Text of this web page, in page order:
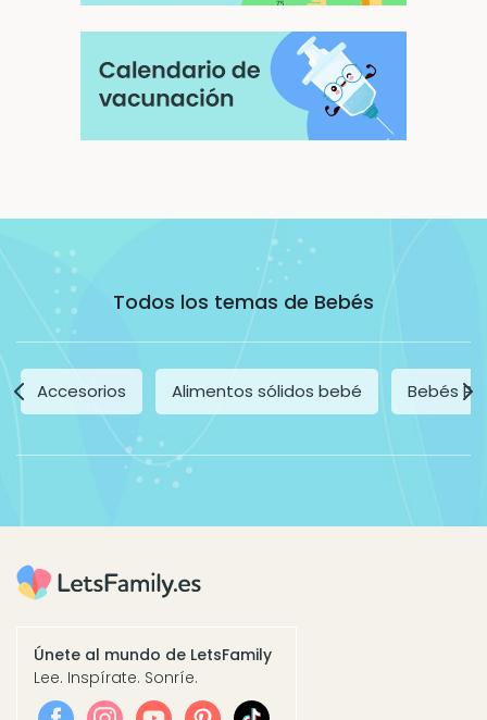
Todos los temas de Bebés
Accesorios Alimentos sólidos bebé Bebés
Únete al mundo de LetsFamily
Lee. Inspírate. Sonríe.